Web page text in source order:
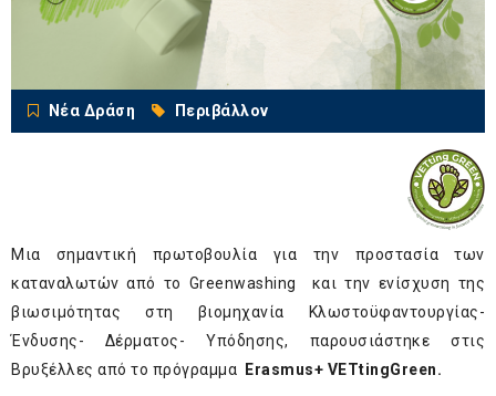
Νέα Δράση Περιβάλλον
Μια σημαντική πρωτοβουλία για την προστασία των
καταναλωτών από το Greenwashing και την ενίσχυση της
βιωσιμότητας στη βιομηχανία Κλωστοϋφαντουργίας-
Ένδυσης- Δέρματος- Υπόδησης, παρουσιάστηκε στις
Βρυξέλλες από το πρόγραμμα
Erasmus+ VETtingGreen.